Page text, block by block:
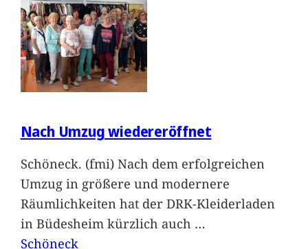
Nach Umzug wiedereröffnet
Schöneck. (fmi) Nach dem erfolgreichen
Umzug in größere und modernere
Räumlichkeiten hat der DRK-Kleiderladen
in Büdesheim kürzlich auch …
Schöneck